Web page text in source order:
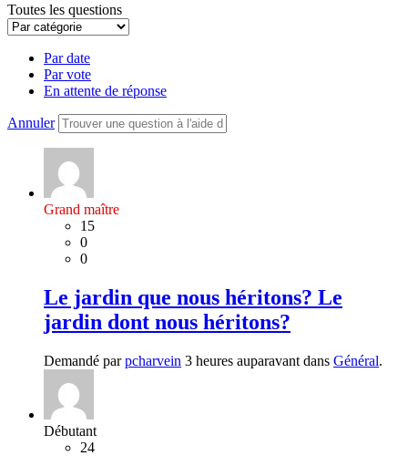
Toutes les questions
Par date
Par vote
En attente de réponse
Annuler
Grand maître
15
0
0
Le jardin que nous héritons? Le
jardin dont nous héritons?
Demandé parpcharvein 3 heures auparavant dans Général.
Débutant
24